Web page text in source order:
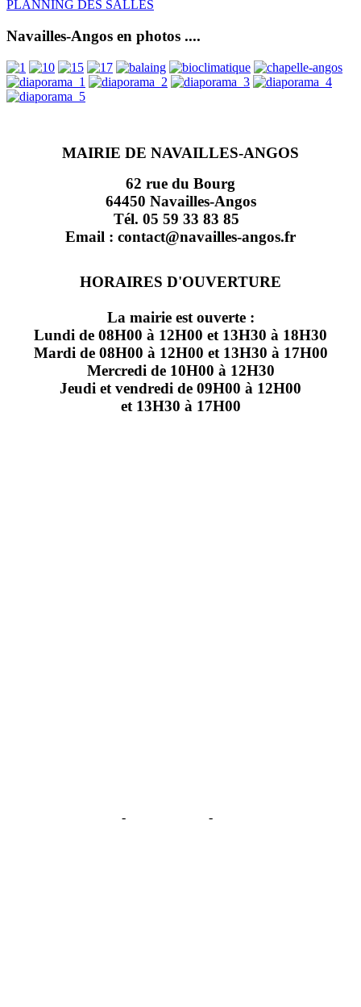
PLANNING DES SALLES
Navailles-Angos en photos ....
MAIRIE DE NAVAILLES-ANGOS
62 rue du Bourg
64450 Navailles-Angos
Tél. 05 59 33 83 85
Email : contact@navailles-angos.fr
HORAIRES D'OUVERTURE
La mairie est ouverte :
Lundi de 08H00 à 12H00 et 13H30 à 18H30
Mardi de 08H00 à 12H00 et 13H30 à 17H00
Mercredi de 10H00 à 12H30
Jeudi et vendredi de 09H00 à 12H00
et 13H30 à 17H00
- -